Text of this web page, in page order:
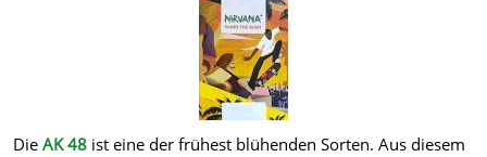
Die AK 48 ist eine der frühest blühenden Sorten. Aus diesem